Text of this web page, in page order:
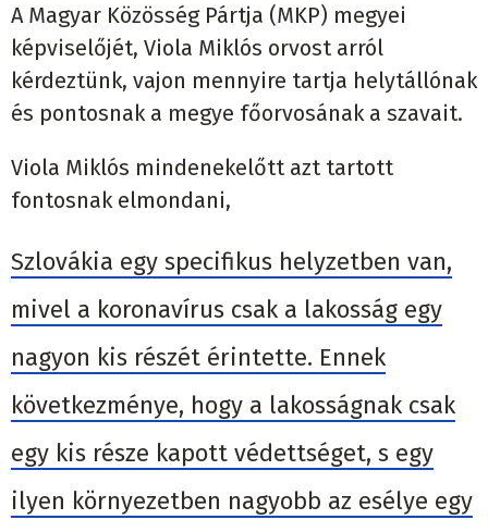
A Magyar Közösség Pártja (MKP) megyei
képviselőjét, Viola Miklós orvost arról
kérdeztünk, vajon mennyire tartja helytállónak
és pontosnak a megye főorvosának a szavait.
Viola Miklós mindenekelőtt azt tartott
fontosnak elmondani,
Szlovákia egy specifikus helyzetben van,
mivel a koronavírus csak a lakosság egy
nagyon kis részét érintette. Ennek
következménye, hogy a lakosságnak csak
egy kis része kapott védettséget, s egy
ilyen környezetben nagyobb az esélye egy